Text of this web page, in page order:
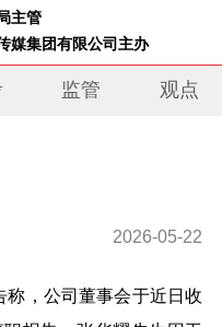
主管
媒集团有限公司主办
监管 观点
2026-05-22
，公司董事会于近日收